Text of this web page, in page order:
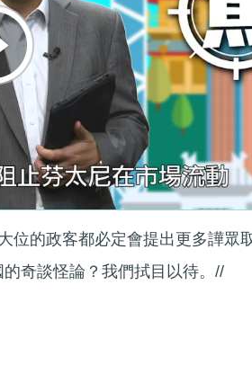
位的政客都必定會提出更多譁眾
奇談怪論？我們拭目以待。//